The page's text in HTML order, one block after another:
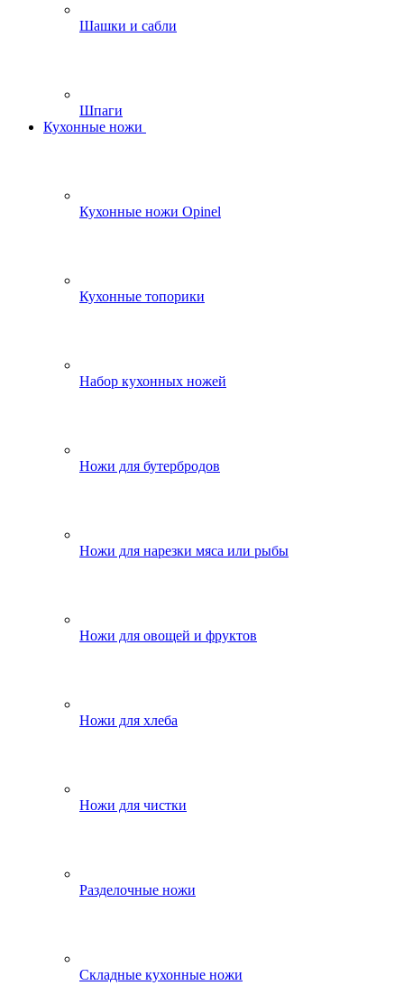
Шашки и сабли
Шпаги
Кухонные ножи
Кухонные ножи Opinel
Кухонные топорики
Набор кухонных ножей
Ножи для бутербродов
Ножи для нарезки мяса или рыбы
Ножи для овощей и фруктов
Ножи для хлеба
Ножи для чистки
Разделочные ножи
Складные кухонные ножи